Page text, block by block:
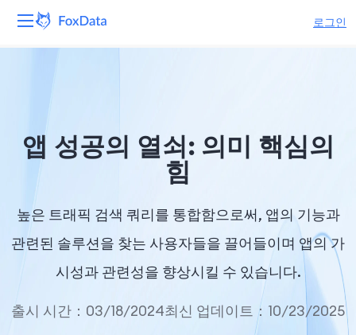
로그인
솔루션
앱 성공의 열쇠: 의미 핵심의
힘
높은 트래픽 검색 쿼리를 통합함으로써, 앱의 기능과
관련된 솔루션을 찾는 사용자들을 끌어들이며 앱의 가
시성과 관련성을 향상시킬 수 있습니다.
출시 시간：03/18/2024최신 업데이트：10/23/2025